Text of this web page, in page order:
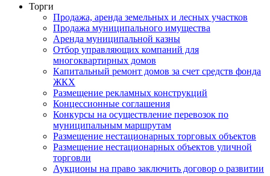
Торги
Продажа, аренда земельных и лесных участков
Продажа муниципального имущества
Аренда муниципальной казны
Отбор управляющих компаний для
многоквартирных домов
Капитальный ремонт домов за счет средств фонда
ЖКХ
Размещение рекламных конструкций
Концессионные соглашения
Конкурсы на осуществление перевозок по
муниципальным маршрутам
Размещение нестационарных торговых объектов
Размещение нестационарных объектов уличной
торговли
Аукционы на право заключить договор о развитии